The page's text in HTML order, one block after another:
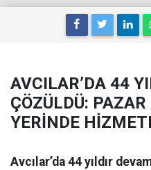
AVCILAR’DA 44
ÇÖZÜLDÜ:
YERİNDE
Avcılar’da 44 yıldır